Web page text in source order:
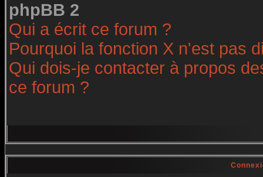
phpBB 2
Qui a écrit ce forum ?
Pourquoi la fonction X n'est pas
Qui dois-je contacter à propos
ce forum ?